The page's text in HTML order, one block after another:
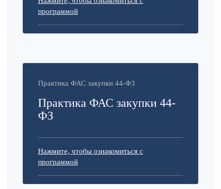
программой
Практика ФАС закупки 44-ФЗ
Практика ФАС закупки 44-
ФЗ
Нажмите, чтобы ознакомиться с
программой